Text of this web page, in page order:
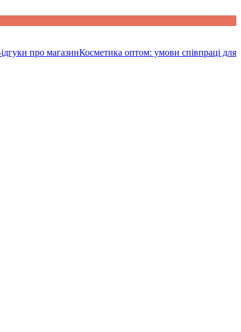
про магазинКосметика оптом: умови співпраці для